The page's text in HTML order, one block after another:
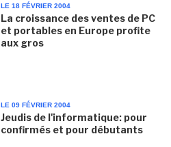
LE 18 FÉVRIER 2004
La croissance des ventes de PC
et portables en Europe profite
aux gros
LE 09 FÉVRIER 2004
Jeudis de l'informatique: pour
confirmés et pour débutants